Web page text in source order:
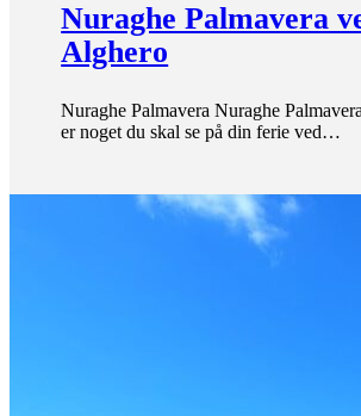
Nuraghe Palmavera
Alghero
Nuraghe Palmavera Nuraghe
er noget du skal se på din ferie ved…